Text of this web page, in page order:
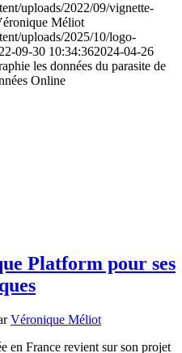
uploads/2022/09/vignette-
Méliot
uploads/2025/10/logo-
09-30 10:34:362024-04-26
les données du parasite de
Online
Platform pour ses
Véronique Méliot
en France revient sur son projet